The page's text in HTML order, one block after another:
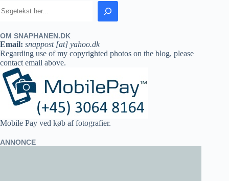
OM SNAPHANEN.DK
Email: snappost [at] yahoo.dk
Regarding use of my copyrighted photos on the blog, please
contact email above.
Mobile Pay ved køb af fotografier.
ANNONCE